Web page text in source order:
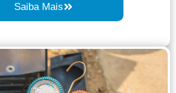
Saiba Mais